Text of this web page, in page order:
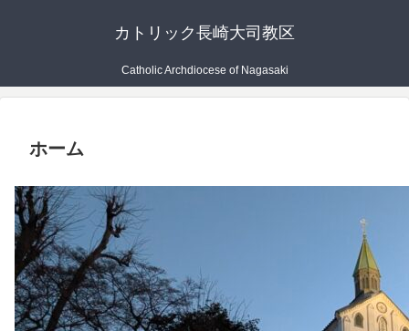
カトリック長崎大司教区
Catholic Archdiocese of Nagasaki
ホーム